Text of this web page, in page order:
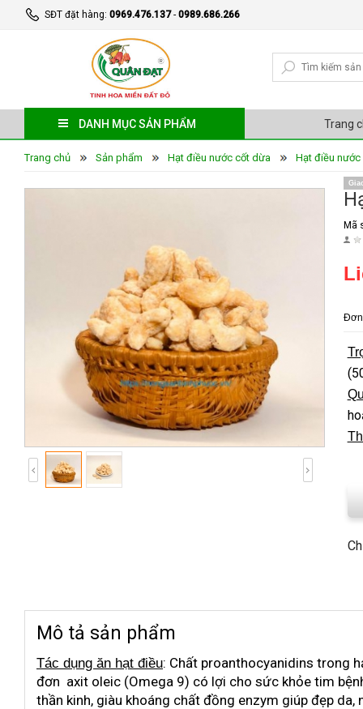
SĐT đặt hàng: 0969.476.137- 0989.686.266
DANH MỤC SẢN PHẨM Trang
Trang chủ Sản phẩm Hạt điều nước cốt dừa Hạt điều
Mã
Đơn
Mô tả sản phẩm
Tác dụng ăn hạt điều: Chất proanthocyanidins trong
đơn axit oleic (Omega 9) có lợi cho sức khỏe tim
thần kinh, giàu khoáng chất đồng enzym giúp đẹp